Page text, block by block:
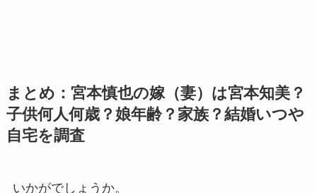
まとめ：宮本慎也の嫁（妻）は宮本知美？
子供何人何歳？娘年齢？家族？結婚いつや
自宅を調査
いかがでしょうか。